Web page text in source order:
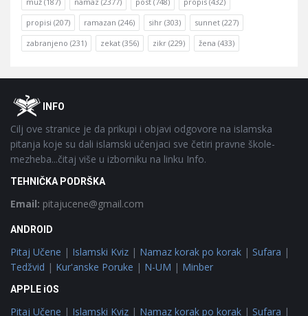
propisi (207) ramazan (246) sihr (303) sunnet (227)
zabranjeno (231) zekat (356) zikr (229) žena (433)
FooterOINFO
Cilj ove stranice je da prikupi i objavi odgovore na islamska
pitanja koje su dali islamski učenjaci sve četiri pravne škole-
mezheba...čitaj više u izborniku na linku Info.
TEHNIČKA PODRŠKA
Email: pitajucene@gmail.com
ANDROID
Pitaj Učene | Islamski Kviz | Namaz korak po korak | Sufara |
Tedžvid | Kur'anske Poruke | N-UM | Minber
APPLE iOS
Pitaj Učene | Islamski Kviz | Namaz korak po korak | Sufara |